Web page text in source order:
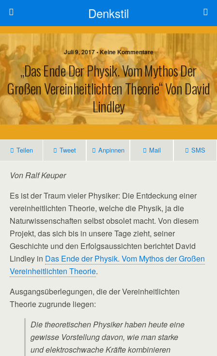
Denkstil
Juli 9, 2017 • Keine Kommentare
„Das Ende Der Physik. Vom Mythos Der
Großen Vereinheitlichten Theorie“ Von David
Lindley
Teilen Tweet Anpinnen Mail SMS
Von Ralf Keuper
Es ist der Traum vieler Physiker: Die Entdeckung einer
vereinheitlichten Theorie, welche die Physik, ja die
Naturwissenschaften selbst obsolet macht. Von diesem
Projekt, das sich bis in unsere Tage zieht, seiner
Geschichte und den Erfolgsaussichten berichtet David
Lindley in Das Ende der Physik. Vom Mythos der Großen
Vereinheitlichten Theorie.
Ausgangsüberlegungen, die der Vereinheitlichten
Theorie zugrunde liegen:
Die theoretischen Physiker haben heute eine
gewisse Vorstellung davon, wie man starke
und elektroschwache Kräfte kombinieren